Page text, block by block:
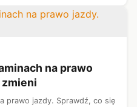
na prawo
zmieni
prawo jazdy. Sprawdź, co się